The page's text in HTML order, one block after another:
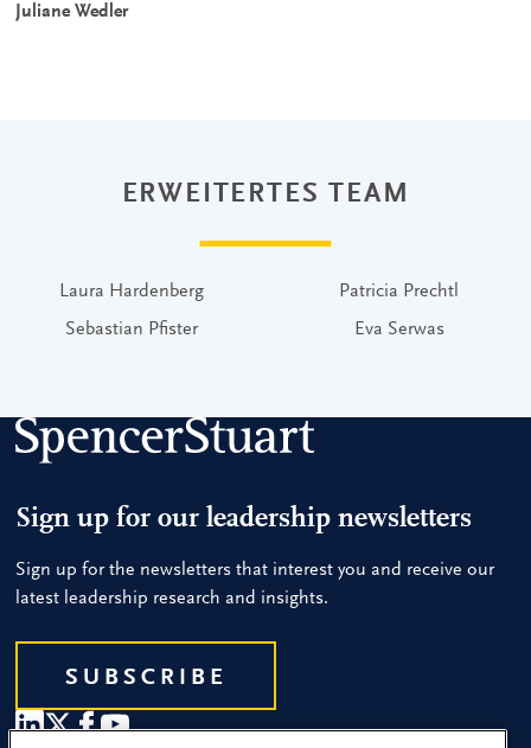
Juliane Wedler
ERWEITERTES TEAM
Laura Hardenberg
Sebastian Pfister
Patricia Prechtl
Eva Serwas
Sign up for our leadership newsletters
Sign up for the newsletters that interest you and receive our
latest leadership research and insights.
SUBSCRIBE